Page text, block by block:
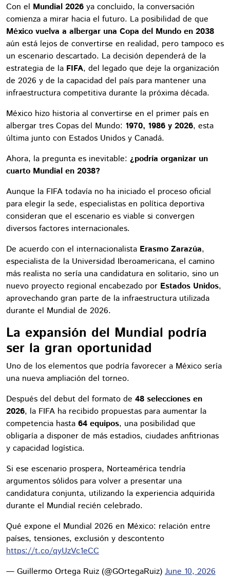
Con el Mundial 2026 ya concluido, la conversación
comienza a mirar hacia el futuro. La posibilidad de que
México vuelva a albergar una Copa del Mundo en 2038
aún está lejos de convertirse en realidad, pero tampoco es
un escenario descartado. La decisión dependerá de la
estrategia de la FIFA, del legado que deje la organización
de 2026 y de la capacidad del país para mantener una
infraestructura competitiva durante la próxima década.
México hizo historia al convertirse en el primer país en
albergar tres Copas del Mundo: 1970, 1986 y 2026, esta
última junto con Estados Unidos y Canadá.
Ahora, la pregunta es inevitable: ¿podría organizar un
cuarto Mundial en 2038?
Aunque la FIFA todavía no ha iniciado el proceso oficial
para elegir la sede, especialistas en política deportiva
consideran que el escenario es viable si convergen
diversos factores internacionales.
De acuerdo con el internacionalista Erasmo Zarazúa,
especialista de la Universidad Iberoamericana, el camino
más realista no sería una candidatura en solitario, sino un
nuevo proyecto regional encabezado por Estados Unidos,
aprovechando gran parte de la infraestructura utilizada
durante el Mundial de 2026.
La expansión del Mundial podría
ser la gran oportunidad
Uno de los elementos que podría favorecer a México sería
una nueva ampliación del torneo.
Después del debut del formato de 48 selecciones en
2026, la FIFA ha recibido propuestas para aumentar la
competencia hasta 64 equipos, una posibilidad que
obligaría a disponer de más estadios, ciudades anfitrionas
y capacidad logística.
Si ese escenario prospera, Norteamérica tendría
argumentos sólidos para volver a presentar una
candidatura conjunta, utilizando la experiencia adquirida
durante el Mundial recién celebrado.
Qué expone el Mundial 2026 en México: relación entre
países, tensiones, exclusión y descontento
https://t.co/qyUzVc1eCC
— Guillermo Ortega Ruiz (@GOrtegaRuiz) June 10, 2026